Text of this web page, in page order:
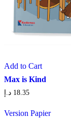
Add to Cart
Max is Kind
18.35 د.إ
Version Papier